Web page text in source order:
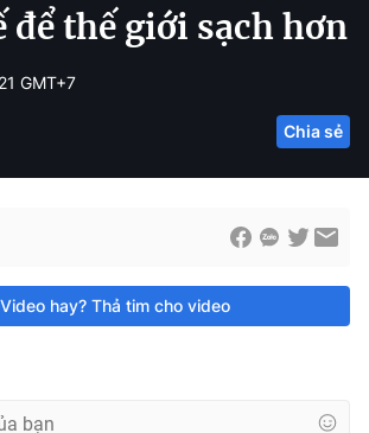
để thế giới sạch hơn
GMT+7
Chia sẻ
Video hay? Thả tim cho video